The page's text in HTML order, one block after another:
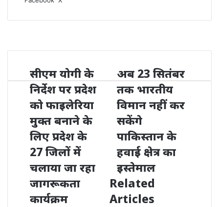
Email
सीएम योगी के
निर्देश पर प्रदेश
को फाइलेरिया
मुक्त बनाने के
लिए प्रदेश के
27 जिलों में
चलाया जा रहा
जागरूकता
कार्यक्रम
अब 23 सितंबर
तक भारतीय
विमान नहीं कर
सकेंगे
पाकिस्तान के
हवाई क्षेत्र का
इस्तेमाल
Related
Articles